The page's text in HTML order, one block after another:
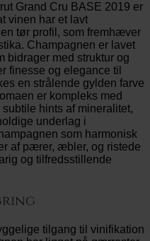
Grand Cru BASE 2019 er
vinen har et lavt
tør profil, som fremhæver
Champagnen er lavet
bidrager med struktur og
finesse og elegance til
en strålende gylden farve
er kompleks med
hints af mineralitet,
underlag i
som harmonisk
af pærer, æbler, og ristede
og tilfredsstillende
tilgang til vinifikation